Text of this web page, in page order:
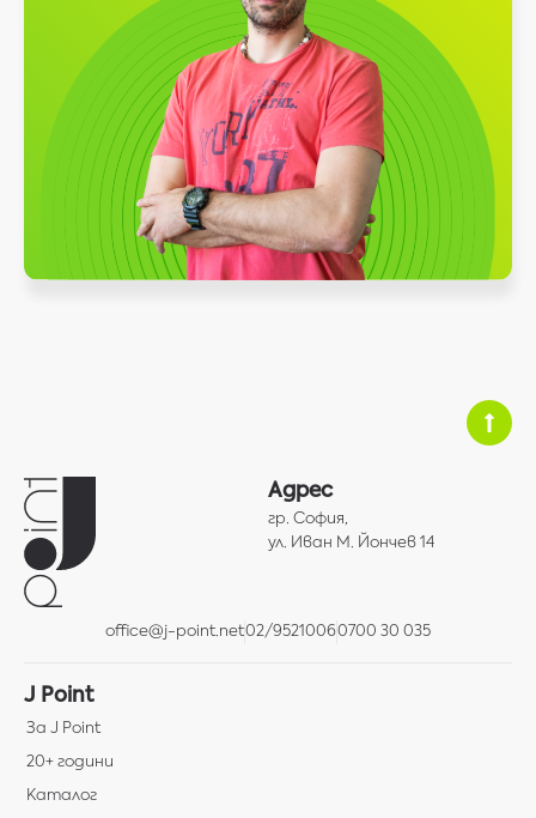
Адрес
гр. София,
ул. Иван М. Йончев 14
office@j-point.net02/95210060700 30 035
J Point
За J Point
20+ години
Каталог